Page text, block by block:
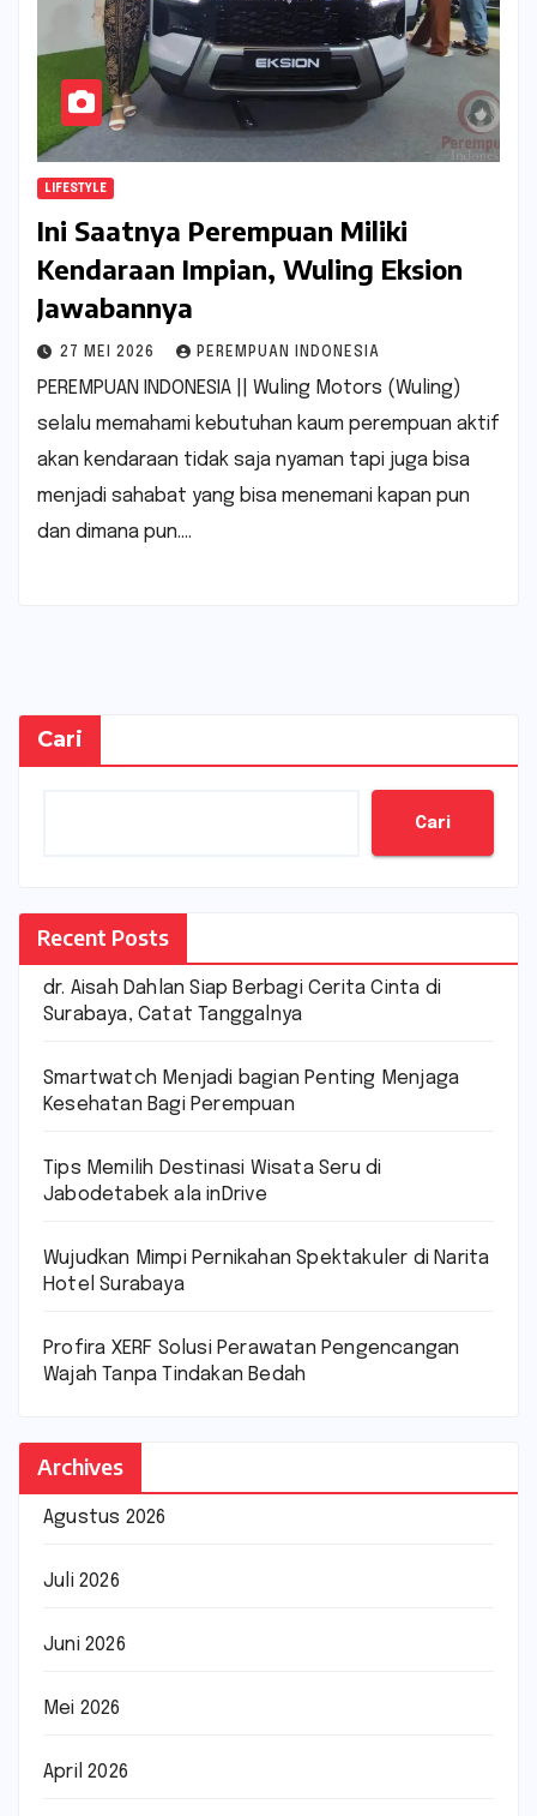
LIFESTYLE
Ini Saatnya Perempuan Miliki
Kendaraan Impian, Wuling Eksion
Jawabannya
27 MEI 2026 PEREMPUAN INDONESIA
PEREMPUAN INDONESIA || Wuling Motors (Wuling)
selalu memahami kebutuhan kaum perempuan aktif
akan kendaraan tidak saja nyaman tapi juga bisa
menjadi sahabat yang bisa menemani kapan pun
dan dimana pun.…
Cari
Cari
Recent Posts
dr. Aisah Dahlan Siap Berbagi Cerita Cinta di
Surabaya, Catat Tanggalnya
Smartwatch Menjadi bagian Penting Menjaga
Kesehatan Bagi Perempuan
Tips Memilih Destinasi Wisata Seru di
Jabodetabek ala inDrive
Wujudkan Mimpi Pernikahan Spektakuler di Narita
Hotel Surabaya
Profira XERF Solusi Perawatan Pengencangan
Wajah Tanpa Tindakan Bedah
Archives
Agustus 2026
Juli 2026
Juni 2026
Mei 2026
April 2026